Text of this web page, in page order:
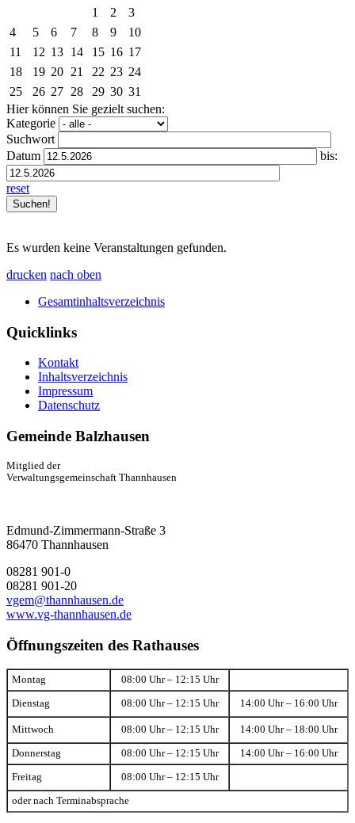
1
2
3
4
5 6 7 8 9
10
11
12 13 14 15 16 17
18
19 20 21 22 23 24
25
26 27 28 29 30 31
Hier können Sie gezielt suchen:
Kategorie
Suchwort
Datum
bis:
reset
Es wurden keine Veranstaltungen gefunden.
drucken nach oben
Gesamtinhaltsverzeichnis
Quicklinks
Kontakt
Inhaltsverzeichnis
Impressum
Datenschutz
Gemeinde Balzhausen
Mitglied der
Verwaltungsgemeinschaft Thannhausen
Edmund-Zimmermann-Straße 3
86470 Thannhausen
08281 901-0
08281 901-20
vgem@thannhausen.de
www.vg-thannhausen.de
Öffnungszeiten des Rathauses
Montag 08:00 Uhr – 12:15 Uhr
Dienstag 08:00 Uhr – 12:15 Uhr 14:00 Uhr – 16:00 Uhr
Mittwoch 08:00 Uhr – 12:15 Uhr 14:00 Uhr – 18:00 Uhr
Donnerstag 08:00 Uhr – 12:15 Uhr 14:00 Uhr – 16:00 Uhr
Freitag 08:00 Uhr – 12:15 Uhr
oder nach Terminabsprache